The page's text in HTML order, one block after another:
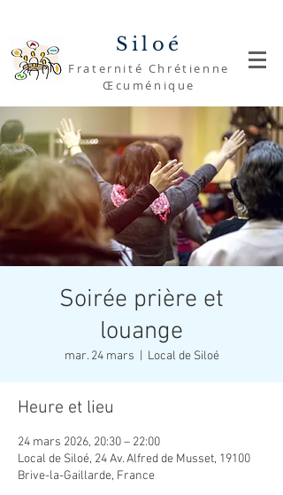
Siloé
Fraternité Chrétienne
Œcuménique
Soirée prière et
louange
mar. 24 mars Local de Siloé
Heure et lieu
24 mars 2026, 20:30 – 22:00
Local de Siloé, 24 Av. Alfred de Musset, 19100
Brive-la-Gaillarde, France